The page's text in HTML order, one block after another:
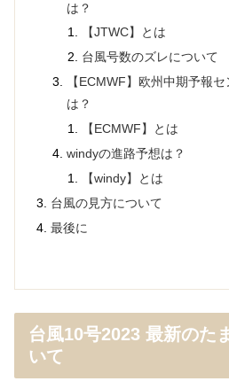
は？
【JTWC】とは
台風号数のズレについて
【ECMWF】欧州中期予報
は？
【ECMWF】とは
windyの進路予想は？
【windy】とは
台風の見方について
最後に
台風10号2023 最新のた
いて